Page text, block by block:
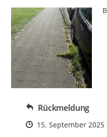
Rückmeldung
Zeitpunkt des
15. September 2025